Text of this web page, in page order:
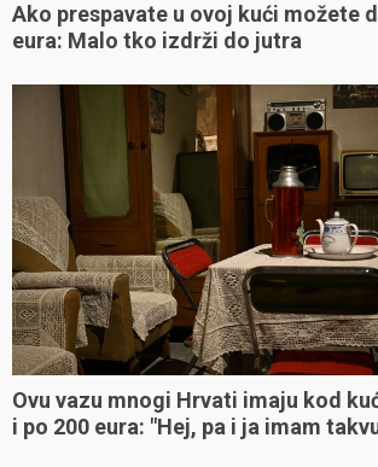
Ako prespavate u ovoj kući možete
eura: Malo tko izdrži do jutra
Ovu vazu mnogi Hrvati imaju kod
i po 200 eura: "Hej, pa i ja imam